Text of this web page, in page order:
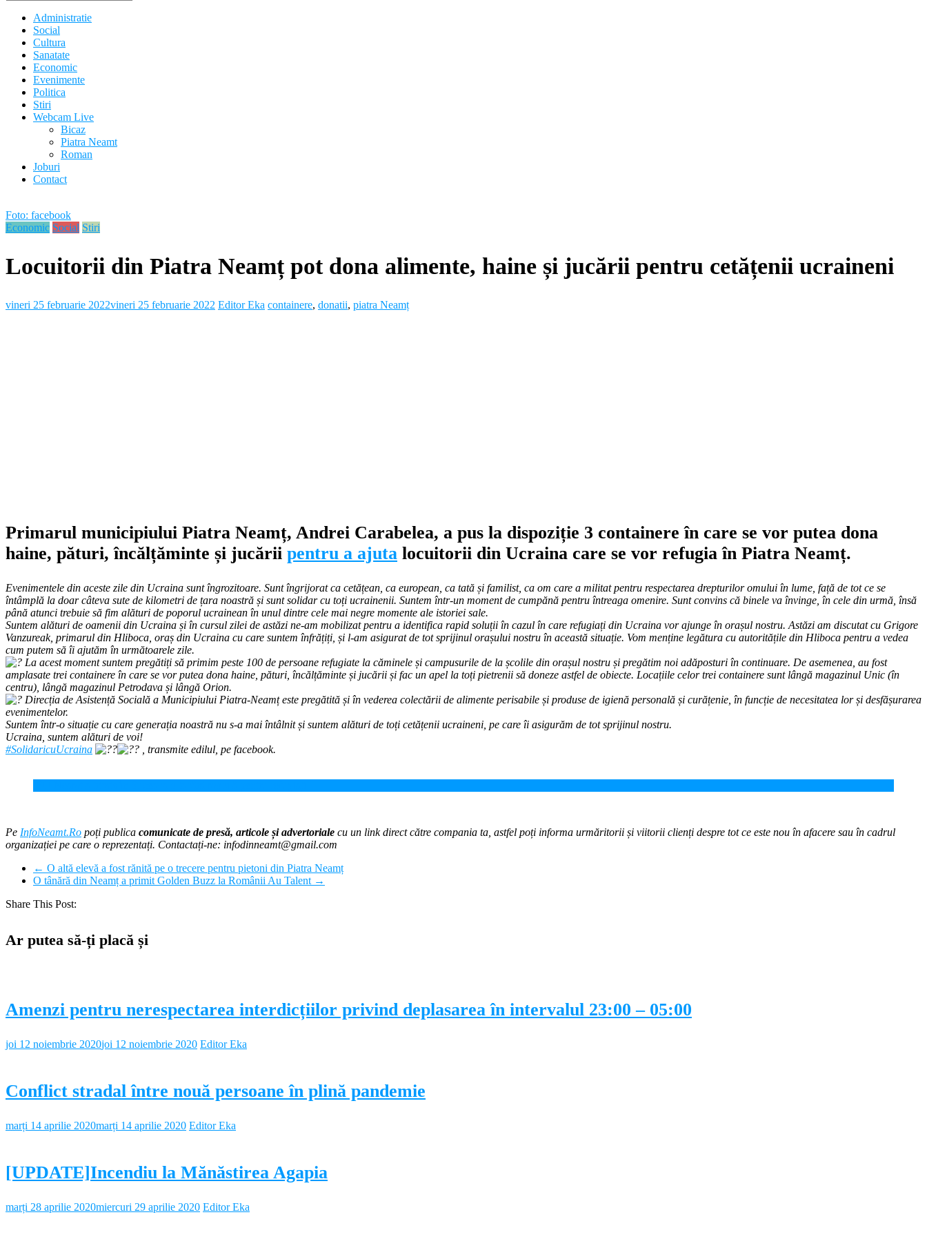
Administratie
Social
Cultura
Sanatate
Economic
Evenimente
Politica
Stiri
Webcam Live
Bicaz
Piatra Neamt
Roman
Joburi
Contact
Foto: facebook
Economic Social Stiri
Locuitorii din Piatra Neamț pot dona alimente, haine și jucării pentru cetățenii ucraineni
vineri 25 februarie 2022vineri 25 februarie 2022 Editor Eka containere, donatii, piatra Neamț
Primarul municipiului Piatra Neamț, Andrei Carabelea, a pus la dispoziție 3 containere în care se vor putea dona
haine, pături, încălțăminte și jucării pentru a ajuta locuitorii din Ucraina care se vor refugia în Piatra Neamț.
Evenimentele din aceste zile din Ucraina sunt îngrozitoare. Sunt îngrijorat ca cetățean, ca european, ca tată și familist, ca om care a militat pentru respectarea drepturilor omului în lume, față de tot ce se
întâmplă la doar câteva sute de kilometri de țara noastră și sunt solidar cu toți ucrainenii. Suntem într-un moment de cumpănă pentru întreaga omenire. Sunt convins că binele va învinge, în cele din urmă, însă
până atunci trebuie să fim alături de poporul ucrainean în unul dintre cele mai negre momente ale istoriei sale.
Suntem alături de oamenii din Ucraina și în cursul zilei de astăzi ne-am mobilizat pentru a identifica rapid soluții în cazul în care refugiați din Ucraina vor ajunge în orașul nostru. Astăzi am discutat cu Grigore
Vanzureak, primarul din Hliboca, oraș din Ucraina cu care suntem înfrățiți, și l-am asigurat de tot sprijinul orașului nostru în această situație. Vom menține legătura cu autoritățile din Hliboca pentru a vedea
cum putem să îi ajutăm în următoarele zile.
La acest moment suntem pregătiți să primim peste 100 de persoane refugiate la căminele și campusurile de la școlile din orașul nostru și pregătim noi adăposturi în continuare. De asemenea, au fost
amplasate trei containere în care se vor putea dona haine, pături, încălțăminte și jucării și fac un apel la toți pietrenii să doneze astfel de obiecte. Locațiile celor trei containere sunt lângă magazinul Unic (în
centru), lângă magazinul Petrodava și lângă Orion.
Direcția de Asistență Socială a Municipiului Piatra-Neamț este pregătită și în vederea colectării de alimente perisabile și produse de igienă personală și curățenie, în funcție de necesitatea lor și desfășurarea
evenimentelor.
Suntem într-o situație cu care generația noastră nu s-a mai întâlnit și suntem alături de toți cetățenii ucraineni, pe care îi asigurăm de tot sprijinul nostru.
Ucraina, suntem alături de voi!
#SolidaricuUcraina
, transmite edilul, pe facebook.
Pe InfoNeamt.Ro poți publica comunicate de presă, articole și advertoriale cu un link direct către compania ta, astfel poți informa urmăritorii și viitorii clienți despre tot ce este nou în afacere sau în cadrul
organizației pe care o reprezentați. Contactați-ne: infodinneamt@gmail.com
← O altă elevă a fost rănită pe o trecere pentru pietoni din Piatra Neamț
O tânără din Neamț a primit Golden Buzz la Românii Au Talent →
Share This Post:
Ar putea să-ți placă și
Amenzi pentru nerespectarea interdicțiilor privind deplasarea în intervalul 23:00 – 05:00
joi 12 noiembrie 2020joi 12 noiembrie 2020 Editor Eka
Conflict stradal între nouă persoane în plină pandemie
marți 14 aprilie 2020marți 14 aprilie 2020 Editor Eka
[UPDATE]Incendiu la Mănăstirea Agapia
marți 28 aprilie 2020miercuri 29 aprilie 2020 Editor Eka